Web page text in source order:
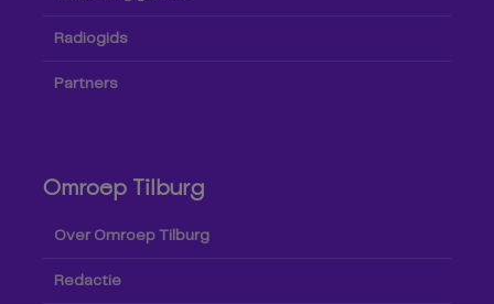
Radiogids
Partners
Omroep Tilburg
Over Omroep Tilburg
Redactie